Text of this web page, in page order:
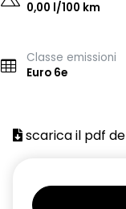
0,00 l/100 km
Classe emissioni
Euro 6e
scarica il pdf